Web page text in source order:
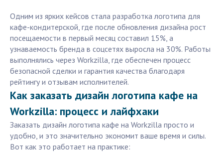
Одним из ярких кейсов стала разработка логотипа для
кафе-кондитерской, где после обновления дизайна рост
посещаемости в первый месяц составил 15%, а
узнаваемость бренда в соцсетях выросла на 30%. Работы
выполнялись через Workzilla, где обеспечен процесс
безопасной сделки и гарантия качества благодаря
рейтингу и отзывам исполнителей.
Как заказать дизайн логотипа кафе на
Workzilla: процесс и лайфхаки
Заказать дизайн логотипа кафе на Workzilla просто и
удобно, и это значительно экономит ваше время и силы.
Вот как это работает на практике: